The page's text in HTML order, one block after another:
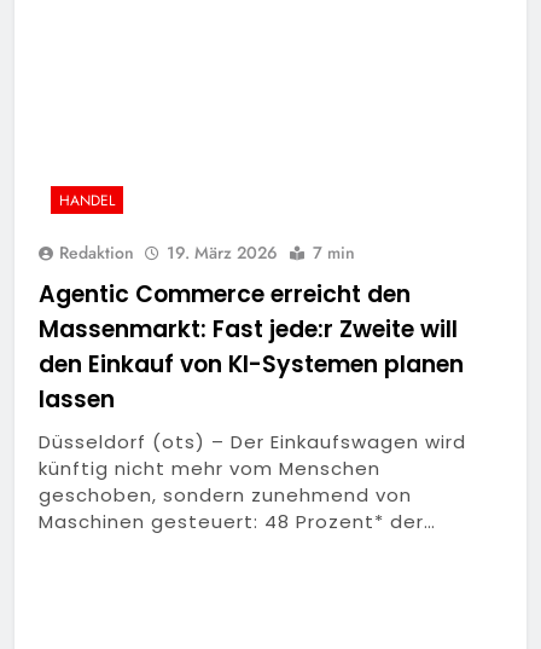
HANDEL
Redaktion 19. März 2026 7 min
Agentic Commerce erreicht den
Massenmarkt: Fast jede:r Zweite will
den Einkauf von KI-Systemen planen
lassen
Düsseldorf (ots) – Der Einkaufswagen wird
künftig nicht mehr vom Menschen
geschoben, sondern zunehmend von
Maschinen gesteuert: 48 Prozent* der…